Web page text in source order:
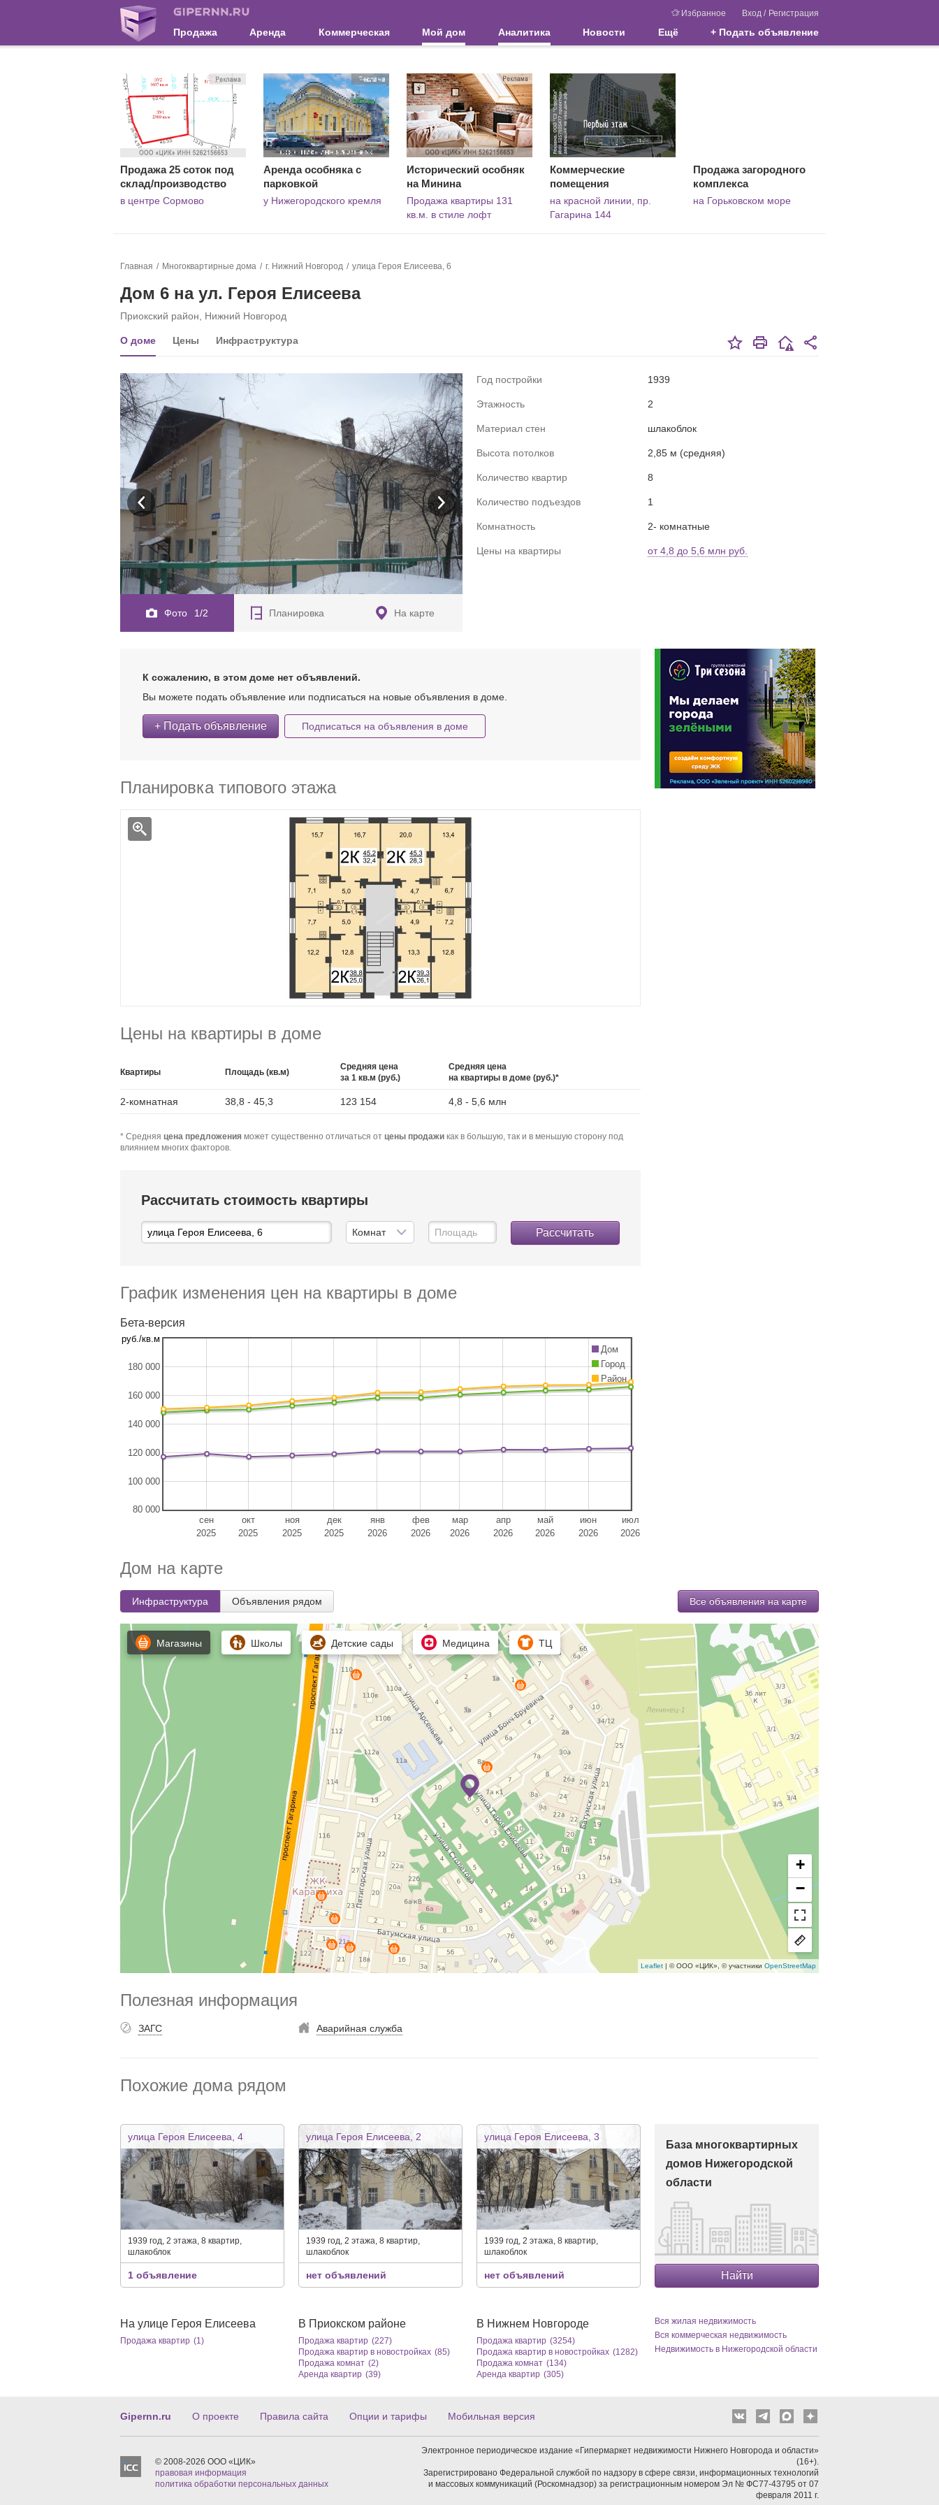
Избранное Вход / Регистрация
Продажа Аренда Коммерческая Мой дом Аналитика Новости Ещё + Подать объявление
Продажа 25 соток под
склад/производство
в центре Сормово
Аренда особняка с
парковкой
у Нижегородского кремля
Исторический особняк
на Минина
Продажа квартиры 131
кв.м. в стиле лофт
Коммерческие
помещения
на красной линии, пр.
Гагарина 144
Продажа загородного
комплекса
на Горьковском море
Главная Многоквартирные дома г. Нижний Новгород улица Героя Елисеева, 6
Дом 6 на ул. Героя Елисеева
Приокский район, Нижний Новгород
О доме Цены Инфраструктура
Фото 1/2 Планировка На карте
Год постройки 1939
Этажность 2
Материал стен шлакоблок
Высота потолков 2,85 м (средняя)
Количество квартир 8
Количество подъездов 1
Комнатность 2- комнатные
Цены на квартиры от 4,8 до 5,6 млн руб.
К сожалению, в этом доме нет объявлений.
Вы можете подать объявление или подписаться на новые объявления в доме.
+ Подать объявление Подписаться на объявления в доме
Планировка типового этажа
Цены на квартиры в доме
Квартиры Площадь (кв.м)
Средняя цена
за 1 кв.м (руб.)
Средняя цена
на квартиры в доме (руб.)*
2-комнатная 38,8 - 45,3 123 154 4,8 - 5,6 млн
* Средняя цена предложения может существенно отличаться от цены продажи как в большую, так и в меньшую сторону под
влиянием многих факторов.
Рассчитать стоимость квартиры
Рассчитать
График изменения цен на квартиры в доме
Бета-версия
сен
2025
окт
2025
ноя
2025
дек
2025
янв
2026
фев
2026
мар
2026
апр
2026
май
2026
июн
2026
июл
2026
80 000
100 000
120 000
140 000
160 000
180 000
руб./кв.м
Дом
Город
Район
Дом на карте
Инфраструктура Объявления рядом Все объявления на карте
Магазины Школы Детские сады Медицина ТЦ
+
−
Leaflet | © ООО «ЦИК», © участники OpenStreetMap
Полезная информация
ЗАГС Аварийная служба
Похожие дома рядом
улица Героя Елисеева, 4
1939 год, 2 этажа, 8 квартир,
шлакоблок
1 объявление
улица Героя Елисеева, 2
1939 год, 2 этажа, 8 квартир,
шлакоблок
нет объявлений
улица Героя Елисеева, 3
1939 год, 2 этажа, 8 квартир,
шлакоблок
нет объявлений
База многоквартирных
домов Нижегородской
области
Найти
На улице Героя Елисеева
Продажа квартир (1)
В Приокском районе
Продажа квартир (227)
Продажа квартир в новостройках (85)
Продажа комнат (2)
Аренда квартир (39)
В Нижнем Новгороде
Продажа квартир (3254)
Продажа квартир в новостройках (1282)
Продажа комнат (134)
Аренда квартир (305)
Вся жилая недвижимость
Вся коммерческая недвижимость
Недвижимость в Нижегородской области
Gipernn.ru О проекте Правила сайта Опции и тарифы Мобильная версия
© 2008-2026 ООО «ЦИК»
правовая информация
политика обработки персональных данных
Электронное периодическое издание «Гипермаркет недвижимости Нижнего Новгорода и области»
(16+).
Зарегистрировано Федеральной службой по надзору в сфере связи, информационных технологий
и массовых коммуникаций (Роскомнадзор) за регистрационным номером Эл № ФС77-43795 от 07
февраля 2011 г.